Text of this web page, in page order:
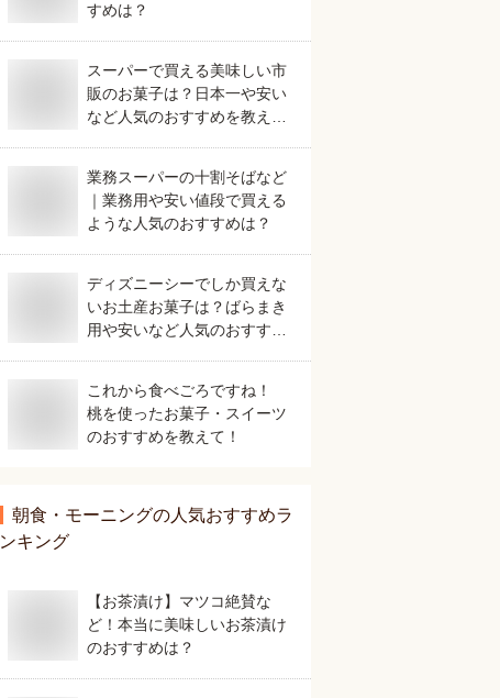
すめは？
スーパーで買える美味しい市
販のお菓子は？日本一や安い
など人気のおすすめを教え
業務スーパーの十割そばなど
｜業務用や安い値段で買える
ような人気のおすすめは？
ディズニーシーでしか買えな
いお土産お菓子は？ばらまき
用や安いなど人気のおすすめ
これから食べごろですね！
桃を使ったお菓子・スイーツ
のおすすめを教えて！
朝食・モーニングの人気おすすめラ
ンキング
【お茶漬け】マツコ絶賛な
ど！本当に美味しいお茶漬け
のおすすめは？